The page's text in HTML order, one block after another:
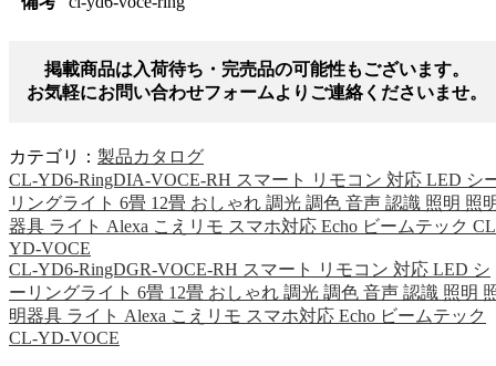
掲載商品は入荷待ち・完売品の可能性もございます。
お気軽にお問い合わせフォームよりご連絡くださいませ。
カテゴリ： 製品カタログ
CL-YD6-RingDIA-VOCE-RH スマート リモコン 対応 LED シ
リングライト 6畳 12畳 おしゃれ 調光 調色 音声 認識 照明 照
器具 ライト Alexa こえリモ スマホ対応 Echo ビームテック
YD-VOCE
CL-YD6-RingDGR-VOCE-RH スマート リモコン 対応 LED シ
ーリングライト 6畳 12畳 おしゃれ 調光 調色 音声 認識 照明
明器具 ライト Alexa こえリモ スマホ対応 Echo ビームテック
CL-YD-VOCE